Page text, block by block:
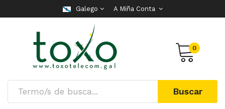
Galego A Miña Conta
0
Buscar